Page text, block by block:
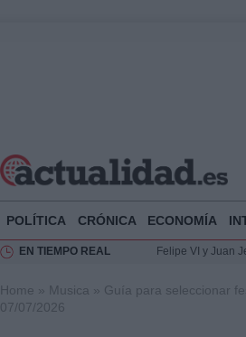
POLÍTICA CRÓNICA ECONOMÍA
EN TIEMPO REAL
Felipe VI y Juan
El Rey de
Home » Musica » Guía para seleccionar
07/07/2026